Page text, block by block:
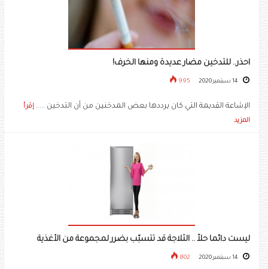
احذر.. للتدخين مضار عديدة ومنها الخرف!
995
الإشاعة القديمة التي كان يرددها بعض المدخنين من أن التدخين ..... إقرأ
المزيد
ليست دائما حلاً .. الثلاجة قد تتسبّب بضرر لمجموعة من الأغذية
802